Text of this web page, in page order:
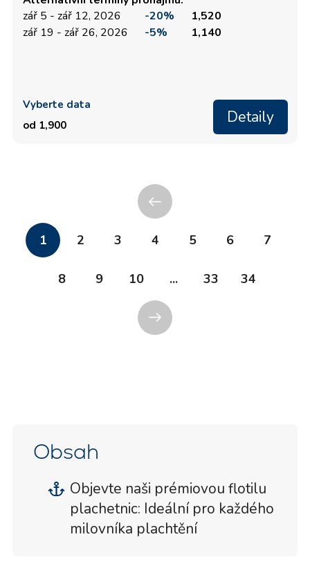
zář 5 - zář 12, 2026
-20%
1,520
zář 19 - zář 26, 2026
-5% 1,140
Vyberte data
od 1,900
Detaily
1 2 3 4 5 6 7
8 9 10 ... 33 34
Obsah
Objevte naši prémiovou flotilu
plachetnic: Ideální pro každého
milovníka plachtění